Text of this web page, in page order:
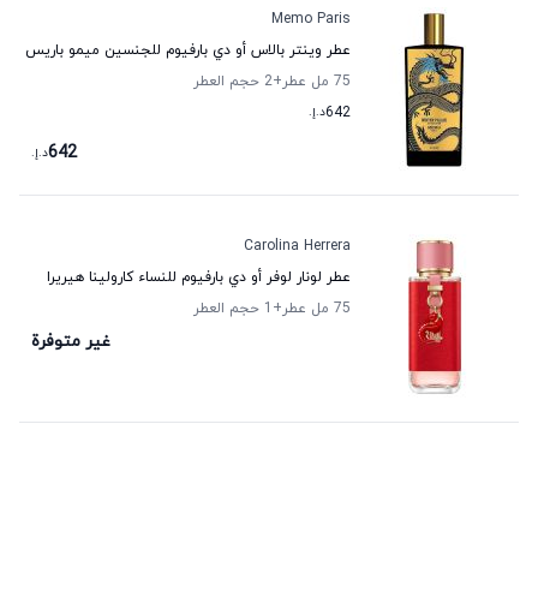
Memo Paris
عطر وينتر بالاس أو دي بارفيوم للجنسين ميمو باريس
75 مل عطر
+2
حجم العطر
642د.إ.
642د.إ.
Carolina Herrera
عطر لونار لوفر أو دي بارفيوم للنساء كارولينا هيريرا
75 مل عطر
+1 حجم العطر
غير متوفرة